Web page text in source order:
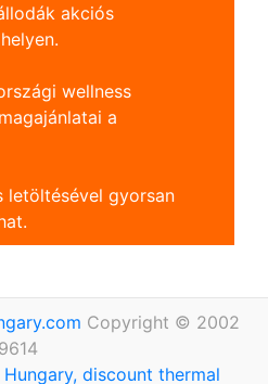
akciós
wellness
a
letöltésével gyorsan
Copyright © 2002
discount thermal